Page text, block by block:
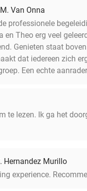
Van Onna
professionele
en Theo erg veel
Genieten staat
dat iedereen zich
Een echte
te lezen. Ik ga het
Hernandez Murillo
experience.